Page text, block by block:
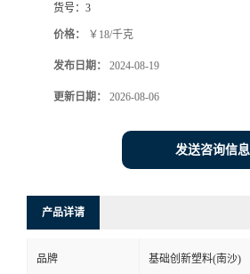
货号： 3
价格： ￥18/千克
发布日期： 2024-08-19
更新日期： 2026-08-06
发送咨询信息
产品详请
品牌 基础创新塑料(南沙)